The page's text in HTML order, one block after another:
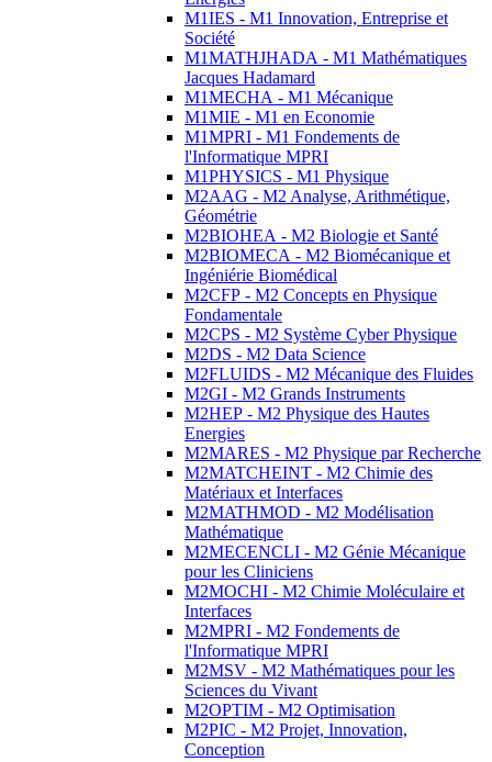
M1IES - M1 Innovation, Entreprise et
Société
M1MATHJHADA - M1 Mathématiques
Jacques Hadamard
M1MECHA - M1 Mécanique
M1MIE - M1 en Economie
M1MPRI - M1 Fondements de
l'Informatique MPRI
M1PHYSICS - M1 Physique
M2AAG - M2 Analyse, Arithmétique,
Géométrie
M2BIOHEA - M2 Biologie et Santé
M2BIOMECA - M2 Biomécanique et
Ingéniérie Biomédical
M2CFP - M2 Concepts en Physique
Fondamentale
M2CPS - M2 Système Cyber Physique
M2DS - M2 Data Science
M2FLUIDS - M2 Mécanique des Fluides
M2GI - M2 Grands Instruments
M2HEP - M2 Physique des Hautes
Energies
M2MARES - M2 Physique par Recherche
M2MATCHEINT - M2 Chimie des
Matériaux et Interfaces
M2MATHMOD - M2 Modélisation
Mathématique
M2MECENCLI - M2 Génie Mécanique
pour les Cliniciens
M2MOCHI - M2 Chimie Moléculaire et
Interfaces
M2MPRI - M2 Fondements de
l'Informatique MPRI
M2MSV - M2 Mathématiques pour les
Sciences du Vivant
M2OPTIM - M2 Optimisation
M2PIC - M2 Projet, Innovation,
Conception